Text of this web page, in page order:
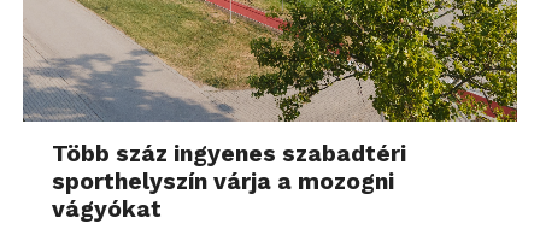
Több száz ingyenes szabadtéri
sporthelyszín várja a mozogni
vágyókat